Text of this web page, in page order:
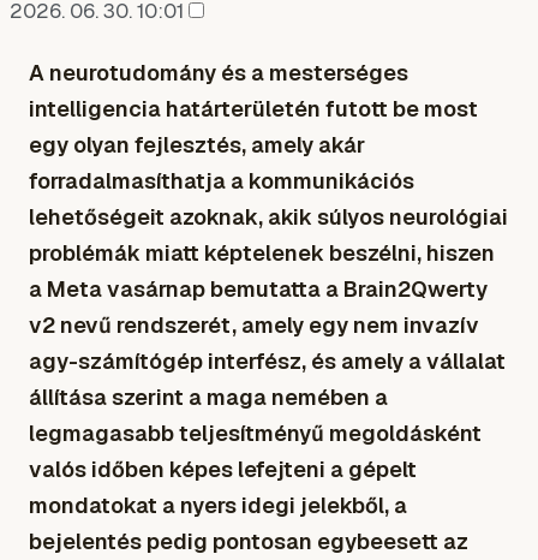
2026. 06. 30. 10:01
A neurotudomány és a mesterséges
intelligencia határterületén futott be most
egy olyan fejlesztés, amely akár
forradalmasíthatja a kommunikációs
lehetőségeit azoknak, akik súlyos neurológiai
problémák miatt képtelenek beszélni, hiszen
a Meta vasárnap bemutatta a Brain2Qwerty
v2 nevű rendszerét, amely egy nem invazív
agy-számítógép interfész, és amely a vállalat
állítása szerint a maga nemében a
legmagasabb teljesítményű megoldásként
valós időben képes lefejteni a gépelt
mondatokat a nyers idegi jelekből, a
bejelentés pedig pontosan egybeesett az